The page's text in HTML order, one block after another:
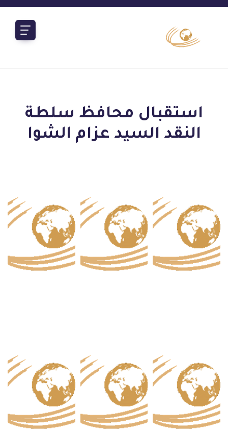
استقبال محافظ سلطة
النقد السيد عزام الشوا